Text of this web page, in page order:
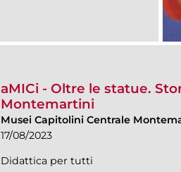
aMICi - Oltre le statue.
Montemartini
Musei Capitolini Centrale
17/08/2023
Didattica per tutti